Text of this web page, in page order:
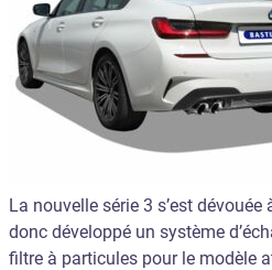
La nouvelle série 3 s’est
donc développé un système
filtre à particules pour le modèle